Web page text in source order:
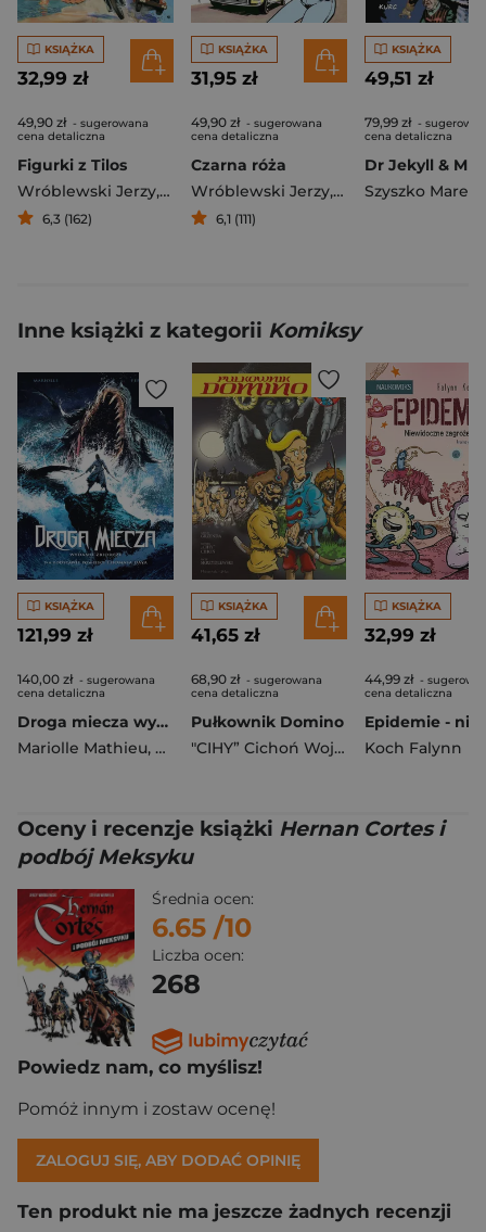
KSIĄŻKA
32,99 zł
49,90 zł - sugerowana
cena detaliczna
Figurki z Tilos
Wróblewski Jerzy, Stefan Weinfeld
6,3 (162)
KSIĄŻKA
31,95 zł
49,90 zł - sugerowana
cena detaliczna
Czarna róża
Wróblewski Jerzy, Stefan Weinfeld
6,1 (111)
KSIĄŻKA
49,51 zł
79,99 zł -
cena detaliczna
Dr Jekyll & Mr
Szyszko Marek
Inne książki z kategorii Komiksy
KSIĄŻKA
121,99 zł
140,00 zł - sugerowana
cena detaliczna
Droga miecza wyd. zbiorcze
Mariolle Mathieu, Ferniani Federico, Mikaël Bourgouin
KSIĄŻKA
41,65 zł
68,90 zł - sugerowana
cena detaliczna
Pułkownik Domino
"CIHY” Cichoń Wojciech
,Grzenda
KSIĄŻKA
32,99 zł
44,99 zł -
cena detaliczna
Koch Falynn
Oceny i recenzje książki Hernan Cortes i
podbój Meksyku
Średnia ocen:
6.65 /10
Liczba ocen:
268
Powiedz nam, co myślisz!
Pomóż innym i zostaw ocenę!
ZALOGUJ SIĘ, ABY DODAĆ OPINIĘ
Ten produkt nie ma jeszcze żadnych recenzji